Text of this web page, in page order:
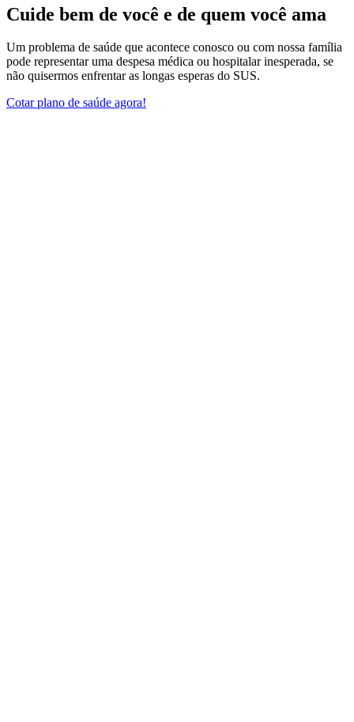
Cuide bem de você e de quem você ama
Um problema de saúde que acontece conosco ou com nossa família
pode representar uma despesa médica ou hospitalar inesperada, se
não quisermos enfrentar as longas esperas do SUS.
Cotar plano de saúde agora!